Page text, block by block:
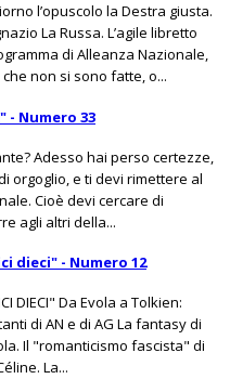
l’opuscolo la Destra giusta.
La Russa. L’agile libretto
di Alleanza Nazionale,
non si sono fatte, o...
- Numero 33
Adesso hai perso certezze,
orgoglio, e ti devi rimettere al
Cioè devi cercare di
agli altri della...
dieci" - Numero 12
DIECI" Da Evola a Tolkien:
di AN e di AG La fantasy di
Il "romanticismo fascista" di
La...